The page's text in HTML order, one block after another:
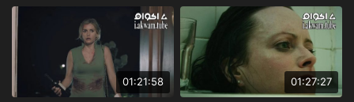
01:27:27
01:21:58